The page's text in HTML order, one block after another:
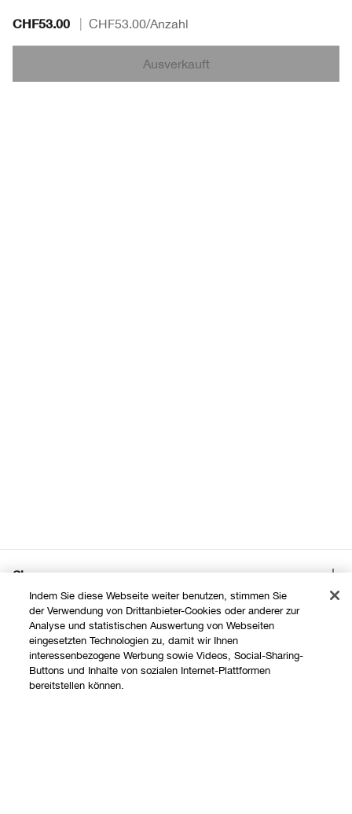
CHF53.00 CHF53.00/Anzahl
Ausverkauft
Shoppen
Angebote
Store finden
Treueprogramm
Über uns
Clinique Philosophie
Internationale Websites
Hilfe
Indem Sie diese Webseite weiter benutzen, stimmen Sie
der Verwendung von Drittanbieter-Cookies oder anderer zur
Analyse und statistischen Auswertung von Webseiten
eingesetzten Technologien zu, damit wir Ihnen
interessenbezogene Werbung sowie Videos, Social-Sharing-
Buttons und Inhalte von sozialen Internet-Plattformen
bereitstellen können.